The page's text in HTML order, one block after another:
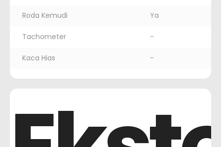
Roda Kemudi Ya
Tachometer -
Kaca Hias -